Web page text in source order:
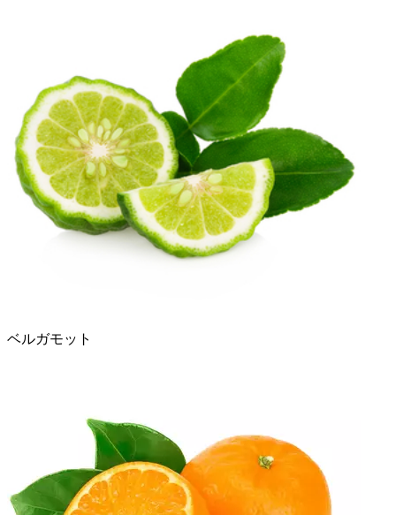
ベルガモット